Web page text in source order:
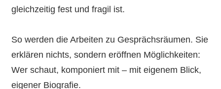
gleichzeitig fest und fragil ist.
So werden die Arbeiten zu Gesprächsräumen. Sie
erklären nichts, sondern eröffnen Möglichkeiten:
Wer schaut, komponiert mit – mit eigenem Blick,
eigener Biografie.